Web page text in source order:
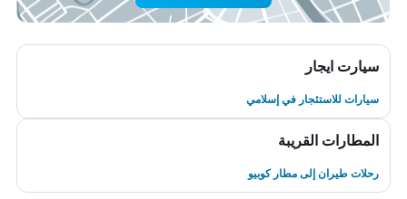
سيارت ايجار
سيارات للاستئجار في إسلامي
المطارات القريبة
رحلات طيران إلى مطار كوبيو